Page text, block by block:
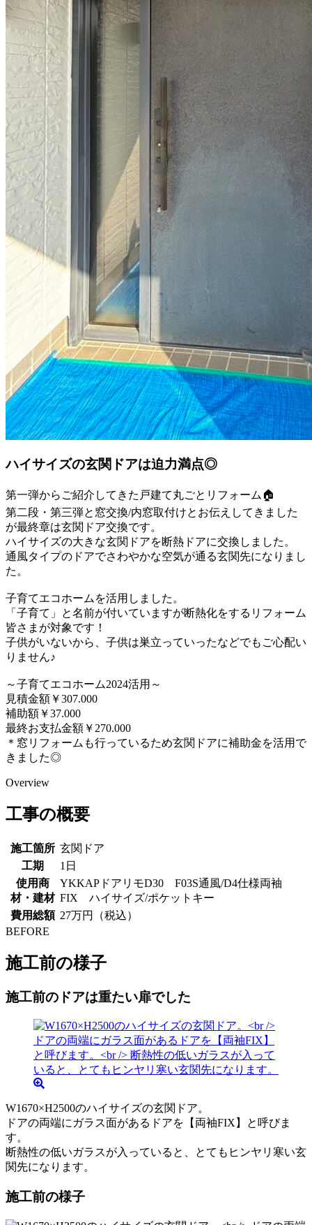
ハイサイズの玄関ドアは迫力満点◎
第一弾からご紹介してきた戸建て丸ごとリフォーム🏠
第二段・第三弾と窓交換/内窓取付けとお伝えしてきました
が最終章は玄関ドア交換です。
ハイサイズの大きな玄関ドアを断熱ドアに交換しました。
通風タイプのドアでさわやかな空気が通る玄関先になりまし
た。
子育てエコホームを活用しました。
「子育て」と名前が付いていますが断熱化をするリフォーム
皆さまが対象です！
子供がいないから、子供は巣立っていったなどでもご心配い
りません♪
～子育てエコホーム2024活用～
見積金額￥307.000
補助額￥37.000
最終お支払金額￥270.000
＊窓リフォームも行っているため玄関ドアに補助金を活用で
きました◎
Overview
工事の概要
施工箇所 玄関ドア
工期
1日
使用商
材・建材
YKKAPドアリモD30 F03S通風/D4仕様両袖
FIX ハイサイズ/ポケットキー
費用総額 27万円（税込）
BEFORE
施工前の様子
施工前のドアは重たい扉でした
W1670×H2500のハイサイズの玄関ドア。
ドアの両端にガラス面があるドアを【両袖FIX】と呼びま
す。
断熱性の低いガラスが入っていると、とてもヒンヤリ寒い玄
関先になります。
施工前の様子